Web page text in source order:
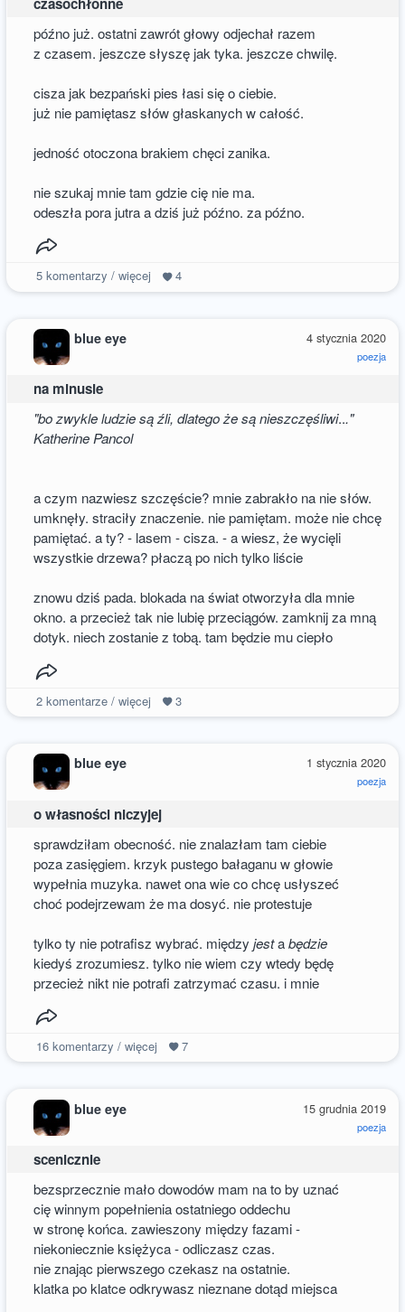
późno już. ostatni zawrót głowy odjechał razem
z czasem. jeszcze słyszę jak tyka. jeszcze chwilę.
cisza jak bezpański pies łasi się o ciebie.
już nie pamiętasz słów głaskanych w całość.
jedność otoczona brakiem chęci zanika.
nie szukaj mnie tam gdzie cię nie ma.
odeszła pora jutra a dziś już późno. za późno.
5komentarzy / więcej 4
4 stycznia 2020
poezja
blue eye
na minusie
"bo zwykle ludzie są źli, dlatego że są nieszczęśliwi..."
Katherine Pancol
a czym nazwiesz szczęście? mnie zabrakło na nie słów.
umknęły. straciły znaczenie. nie pamiętam. może nie chcę
pamiętać. a ty? - lasem - cisza. - a wiesz, że wycięli
wszystkie drzewa? płaczą po nich tylko liście
znowu dziś pada. blokada na świat otworzyła dla mnie
okno. a przecież tak nie lubię przeciągów. zamknij za mną
dotyk. niech zostanie z tobą. tam będzie mu ciepło
2komentarze / więcej 3
1 stycznia 2020
poezja
blue eye
o własności niczyjej
sprawdziłam obecność. nie znalazłam tam ciebie
poza zasięgiem. krzyk pustego bałaganu w głowie
wypełnia muzyka. nawet ona wie co chcę usłyszeć
choć podejrzewam że ma dosyć. nie protestuje
tylko ty nie potrafisz wybrać. międzyjestabędzie
kiedyś zrozumiesz. tylko nie wiem czy wtedy będę
przecież nikt nie potrafi zatrzymać czasu. i mnie
16komentarzy / więcej 7
15 grudnia 2019
poezja
blue eye
scenicznie
bezsprzecznie mało dowodów mam na to by uznać
cię winnym popełnienia ostatniego oddechu
w stronę końca. zawieszony między fazami -
niekoniecznie księżyca - odliczasz czas.
nie znając pierwszego czekasz na ostatnie.
klatka po klatce odkrywasz nieznane dotąd miejsca